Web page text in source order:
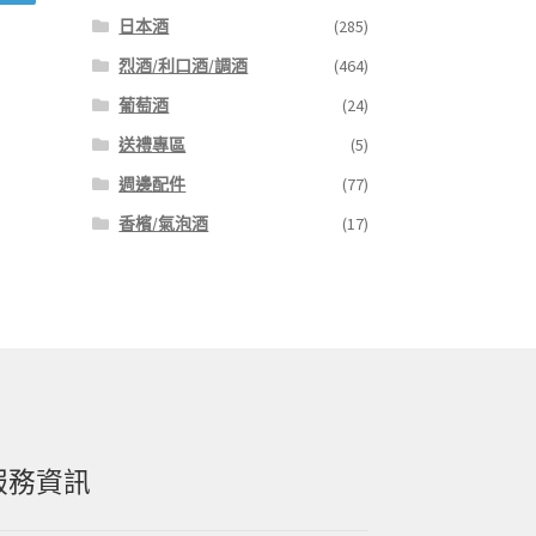
日本酒
(285)
烈酒/利口酒/調酒
(464)
葡萄酒
(24)
送禮專區
(5)
週邊配件
(77)
香檳/氣泡酒
(17)
務資訊